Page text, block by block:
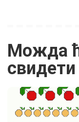
Можда
свидети